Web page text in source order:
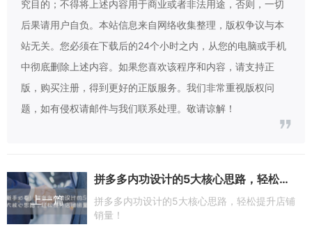
究目的；不得将上述内容用于商业或者非法用途，否则，一切
后果请用户自负。本站信息来自网络收集整理，版权争议与本
站无关。您必须在下载后的24个小时之内，从您的电脑或手机
中彻底删除上述内容。如果您喜欢该程序和内容，请支持正
版，购买注册，得到更好的正版服务。我们非常重视版权问
题，如有侵权请邮件与我们联系处理。敬请谅解！
上一篇
拼多多内功设计的5大核心思路，轻松提升店铺销量！
拼多多内功设计的5大核心思路，轻松提升店铺
销量！